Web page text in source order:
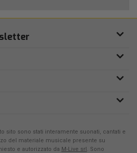
sito sono stati interamente suonati, cantati e
del materiale musicale presente su
e autorizzato da M-Live srl. Sono